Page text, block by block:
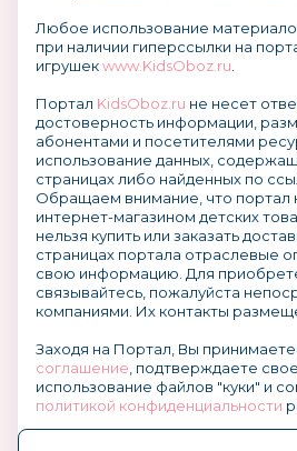
Любое использование
при наличии гиперссылки на
игрушекwww.KidsOboz.ru
Портал KidsOboz.ru не несет
достоверность информации,
абонентами и посетителями
использование данных,
страницах либо найденных по
Обращаем внимание, что портал
интернет-магазином детских
нельзя купить или заказать
страницах портала отраслевые
свою информацию. Для
связывайтесь, пожалуйста
компаниями. Их контакты
Заходя на Портал, Вы принимаете
соглашение , подтверждаете
использование файлов "куки" и
политикой конфиденциальности